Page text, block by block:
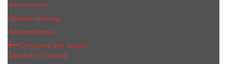
Антисептики
Первая помощь
Презервативы
Средства для загара
Защита от солнца